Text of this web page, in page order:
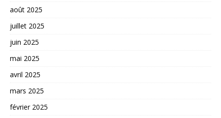
août 2025
juillet 2025
juin 2025
mai 2025
avril 2025
mars 2025
février 2025